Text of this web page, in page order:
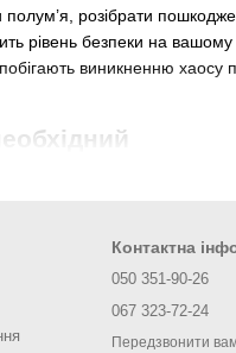
розібрати
рівень безпеки на
виникненню хаосу
Контактна
050 351-90-26
067 323-72-24
Передзвонити